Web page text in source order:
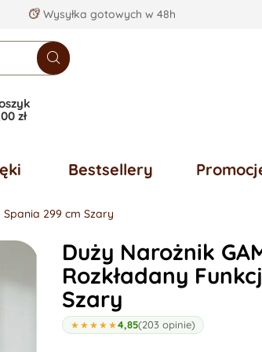
Wysyłka gotowych w 48h
zł
Bestsellery
299 cm Szary
Duży Narożnik
Rozkładany
Szary
★★★★★4,85(203 opinie)